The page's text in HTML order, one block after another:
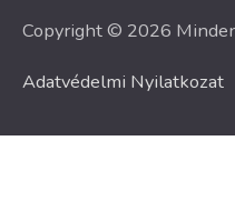
Copyright © 2026
Adatvédelmi Nyilatkozat